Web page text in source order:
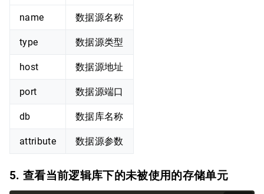
name 数据源名称
type 数据源类型
host 数据源地址
port 数据源端口
db 数据库名称
attribute 数据源参数
5. 查看当前逻辑库下的未被使用的存储单元